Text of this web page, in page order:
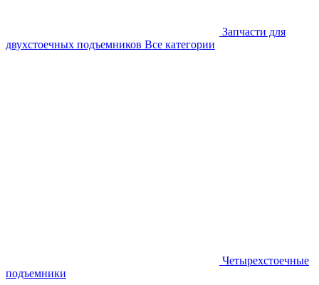
Запчасти для
двухстоечных подъемников Все категории
Четырехстоечные
подъемники